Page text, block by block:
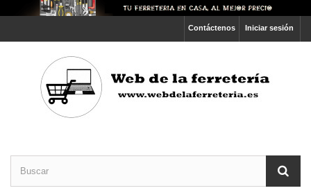
Iniciar sesión
Contáctenos